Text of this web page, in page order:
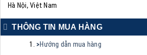
Hà Nội, Việt Nam
THÔNG TIN MUA HÀNG
>Hướng dẫn mua hàng